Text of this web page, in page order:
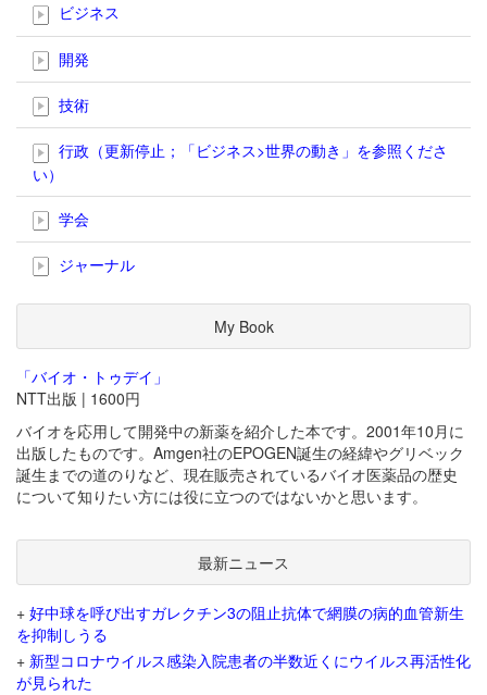
ビジネス
開発
技術
行政（更新停止；「ビジネス>世界の動き」を参照くださ
い）
学会
ジャーナル
My Book
「バイオ・トゥデイ」
NTT出版 | 1600円
バイオを応用して開発中の新薬を紹介した本です。2001年10月に
出版したものです。Amgen社のEPOGEN誕生の経緯やグリベック
誕生までの道のりなど、現在販売されているバイオ医薬品の歴史
について知りたい方には役に立つのではないかと思います。
最新ニュース
+ 好中球を呼び出すガレクチン3の阻止抗体で網膜の病的血管新生
を抑制しうる
+ 新型コロナウイルス感染入院患者の半数近くにウイルス再活性化
が見られた